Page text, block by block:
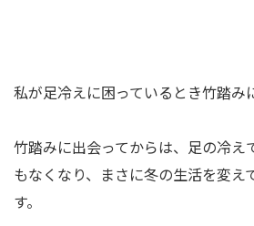
私が足冷えに困っているとき竹踏み
竹踏みに出会ってからは、足の冷え
もなくなり、まさに冬の生活を変え
す。